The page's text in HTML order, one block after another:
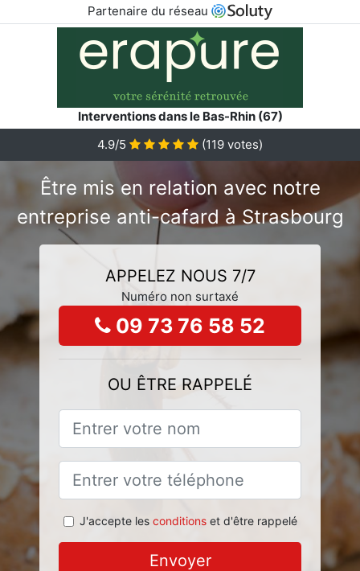
Partenaire du réseau
Interventions dans le Bas-Rhin (67)
4.9/5
(119 votes)
Être mis en relation avec notre
entreprise anti-cafard à Strasbourg
APPELEZ NOUS 7/7
Numéro non surtaxé
09 73 76 58 52
OU ÊTRE RAPPELÉ
J'accepte les conditionset d'être rappelé
Envoyer